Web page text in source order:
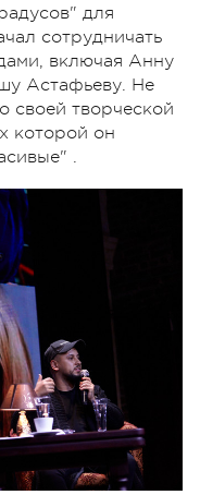
для
сотрудничать
включая Анну
Астафьеву. Не
своей творческой
которой он
.